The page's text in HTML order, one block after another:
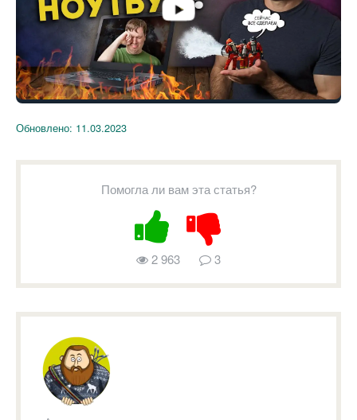
Обновлено: 11.03.2023
Помогла ли вам эта статья?
2 963 3